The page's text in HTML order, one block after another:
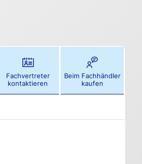
Fachvertreter
kontaktieren
Beim Fachhändler
kaufen